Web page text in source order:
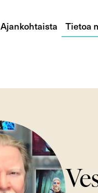
Ajankohtaista Tietoa